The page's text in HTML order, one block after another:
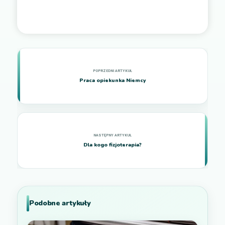
Praca opiekunka Niemcy
Dla kogo fizjoterapia?
Podobne artykuły